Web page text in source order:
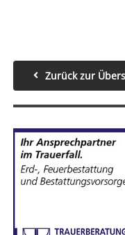
Zurück zur